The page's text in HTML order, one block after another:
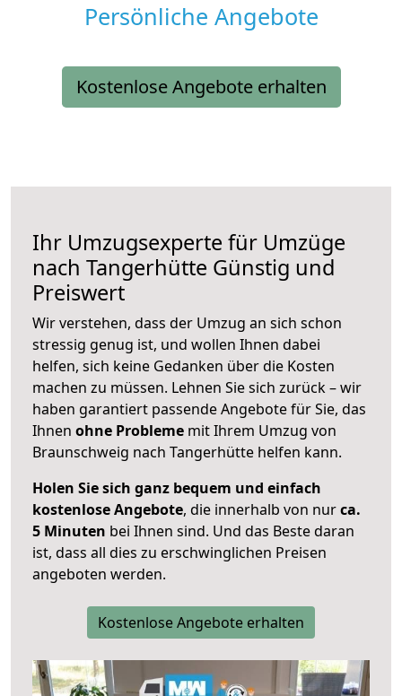
Persönliche Angebote
Kostenlose Angebote erhalten
Ihr Umzugsexperte für Umzüge
nach Tangerhütte Günstig und
Preiswert
Wir verstehen, dass der Umzug an sich schon
stressig genug ist, und wollen Ihnen dabei
helfen, sich keine Gedanken über die Kosten
machen zu müssen. Lehnen Sie sich zurück – wir
haben garantiert passende Angebote für Sie, das
Ihnen ohne Probleme mit Ihrem Umzug von
Braunschweig nach Tangerhütte helfen kann.
Holen Sie sich ganz bequem und einfach
kostenlose Angebote, die innerhalb von nurca.
5 Minuten bei Ihnen sind. Und das Beste daran
ist, dass all dies zu erschwinglichen Preisen
angeboten werden.
Kostenlose Angebote erhalten